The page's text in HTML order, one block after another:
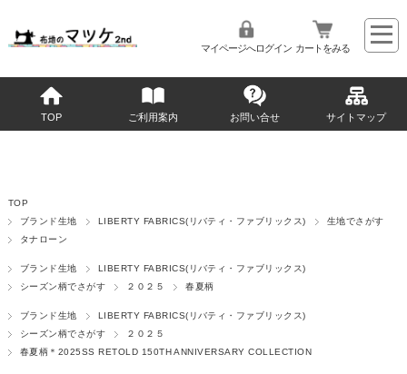
マイページへログイン カートをみる
TOP ご利用案内 お問い合せ サイトマップ
TOP
ブランド生地
LIBERTY FABRICS(リバティ・ファブリックス)
生地でさがす
タナローン
ブランド生地
LIBERTY FABRICS(リバティ・ファブリックス)
シーズン柄でさがす
２０２５ 春夏柄
ブランド生地
LIBERTY FABRICS(リバティ・ファブリックス)
シーズン柄でさがす
２０２５
春夏柄＊2025SS RETOLD 150TH ANNIVERSARY COLLECTION